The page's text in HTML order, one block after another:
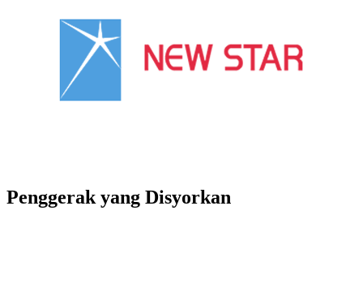
Penggerak yang Disyorkan